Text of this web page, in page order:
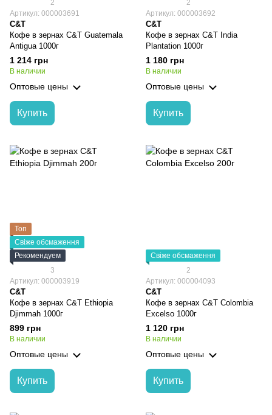
2
Артикул: 000003691
C&T
Кофе в зернах C&T Guatemala
Antigua 1000г
1 214 грн
В наличии
Оптовые цены
Купить
2
Артикул: 000003692
C&T
Кофе в зернах C&T India
Plantation 1000г
1 180 грн
В наличии
Оптовые цены
Купить
Топ
Свіже обсмаження
Рекомендуем
3
Артикул: 000003919
C&T
Кофе в зернах C&T Ethiopia
Djimmah 1000г
899 грн
В наличии
Оптовые цены
Купить
Свіже обсмаження
2
Артикул: 000004093
C&T
Кофе в зернах C&T Colombia
Excelso 1000г
1 120 грн
В наличии
Оптовые цены
Купить